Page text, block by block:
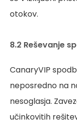
otokov.
8.2 Reševanje
CanaryVIP
neposredno na
nesoglasja.
učinkovitih